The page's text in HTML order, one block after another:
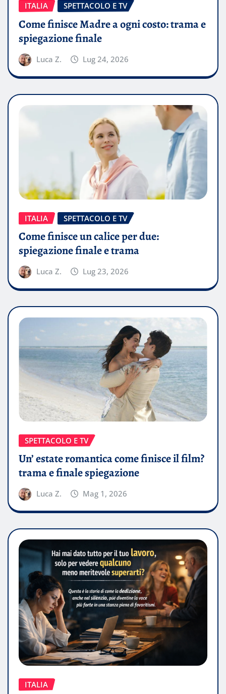
ITALIA SPETTACOLO E TV
Come finisce Madre a ogni costo: trama e
spiegazione finale
Luca Z. Lug 24, 2026
ITALIA SPETTACOLO E TV
Come finisce un calice per due:
spiegazione finale e trama
Luca Z. Lug 23, 2026
SPETTACOLO E TV
Un’ estate romantica come finisce il film?
trama e finale spiegazione
Luca Z. Mag 1, 2026
ITALIA